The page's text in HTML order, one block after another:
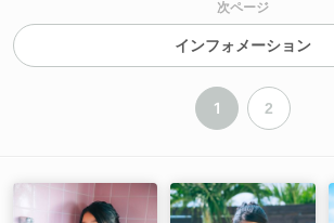
次ページ
インフォメーション
1 2